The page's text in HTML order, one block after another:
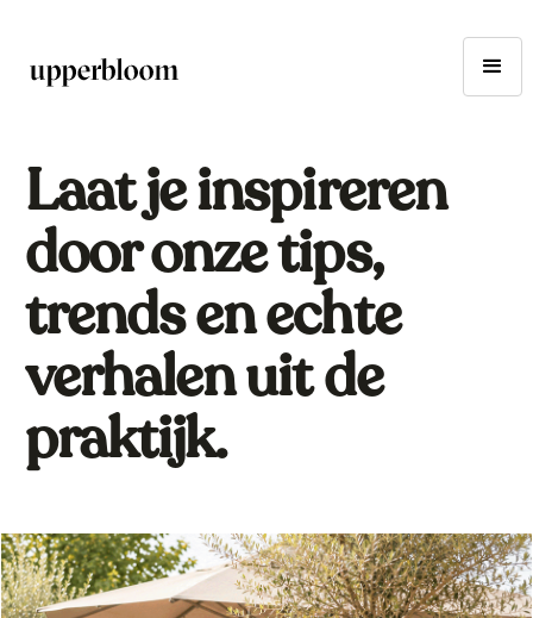
Laat je inspireren
door onze tips,
trends en echte
verhalen uit de
praktijk.